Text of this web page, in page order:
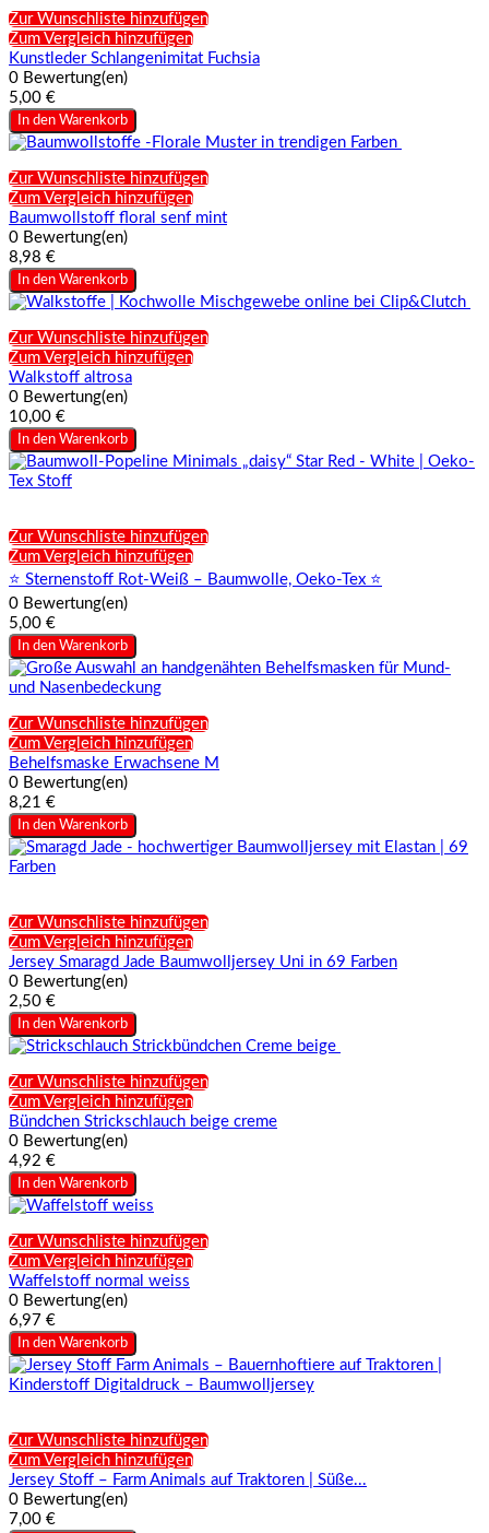
Zur Wunschliste hinzufügen
Zum Vergleich hinzufügen
Kunstleder Schlangenimitat Fuchsia
0 Bewertung(en)
5,00 €
In den Warenkorb
Zur Wunschliste hinzufügen
Zum Vergleich hinzufügen
Baumwollstoff floral senf mint
0 Bewertung(en)
8,98 €
In den Warenkorb
Zur Wunschliste hinzufügen
Zum Vergleich hinzufügen
Walkstoff altrosa
0 Bewertung(en)
10,00 €
In den Warenkorb
Zur Wunschliste hinzufügen
Zum Vergleich hinzufügen
⭐ Sternenstoff Rot-Weiß – Baumwolle, Oeko-Tex ⭐
0 Bewertung(en)
5,00 €
In den Warenkorb
Zur Wunschliste hinzufügen
Zum Vergleich hinzufügen
Behelfsmaske Erwachsene M
0 Bewertung(en)
8,21 €
In den Warenkorb
Zur Wunschliste hinzufügen
Zum Vergleich hinzufügen
Jersey Smaragd Jade Baumwolljersey Uni in 69 Farben
0 Bewertung(en)
2,50 €
In den Warenkorb
Zur Wunschliste hinzufügen
Zum Vergleich hinzufügen
Bündchen Strickschlauch beige creme
0 Bewertung(en)
4,92 €
In den Warenkorb
Zur Wunschliste hinzufügen
Zum Vergleich hinzufügen
Waffelstoff normal weiss
0 Bewertung(en)
6,97 €
In den Warenkorb
Zur Wunschliste hinzufügen
Zum Vergleich hinzufügen
Jersey Stoff – Farm Animals auf Traktoren | Süße...
0 Bewertung(en)
7,00 €